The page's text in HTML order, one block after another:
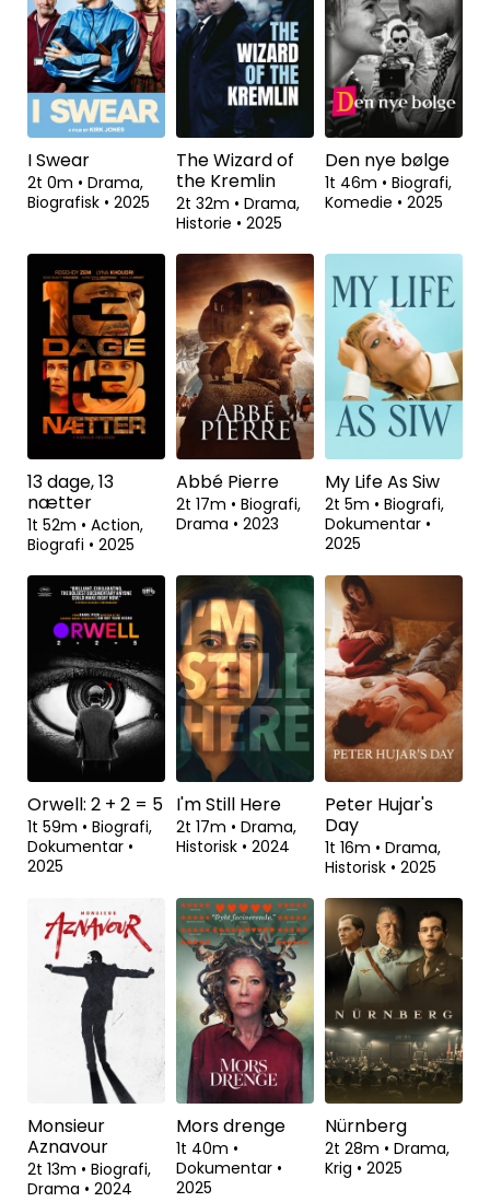
I Swear
2t 0m • Drama,
Biografisk • 2025
The Wizard of
the Kremlin
2t 32m • Drama,
Historie • 2025
Se fra
Den nye bølge
1t 46m • Biografi,
Komedie • 2025
13 dage, 13
nætter
1t 52m • Action,
Biografi • 2025
Abbé Pierre
2t 17m • Biografi,
Drama • 2023
My Life As Siw
2t 5m • Biografi,
Dokumentar •
2025
Se fra
Orwell: 2 + 2 = 5
1t 59m • Biografi,
Dokumentar •
2025
I'm Still Here
2t 17m • Drama,
Historisk • 2024
Peter Hujar's
Day
1t 16m • Drama,
Historisk • 2025
Monsieur
Aznavour
2t 13m • Biografi,
Drama • 2024
Mors drenge
1t 40m •
Dokumentar •
2025
Nürnberg
2t 28m • Drama,
Krig • 2025